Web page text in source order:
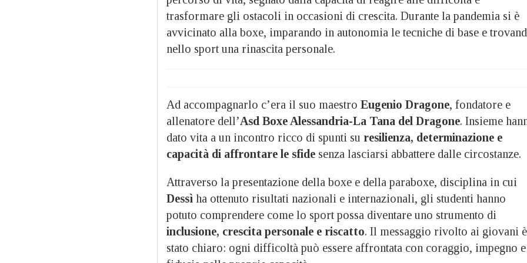
trasformare gli ostacoli in occasioni di crescita. Durante la pandemia si è
avvicinato alla boxe, imparando in autonomia le tecniche di base e
nello sport una rinascita personale.
Ad accompagnarlo c’era il suo maestro Eugenio Dragone, fondatore e
allenatore dell’Asd Boxe Alessandria-La Tana del Dragone. Insieme
dato vita a un incontro ricco di spunti su resilienza, determinazione e
capacità di affrontare le sfide senza lasciarsi abbattere dalle circostanze.
Attraverso la presentazione della boxe e della paraboxe, disciplina in cui
Dessì ha ottenuto risultati nazionali e internazionali, gli studenti hanno
potuto comprendere come lo sport possa diventare uno strumento di
inclusione, crescita personale e riscatto. Il messaggio rivolto ai giovani è
stato chiaro: ogni difficoltà può essere affrontata con coraggio, impegno e